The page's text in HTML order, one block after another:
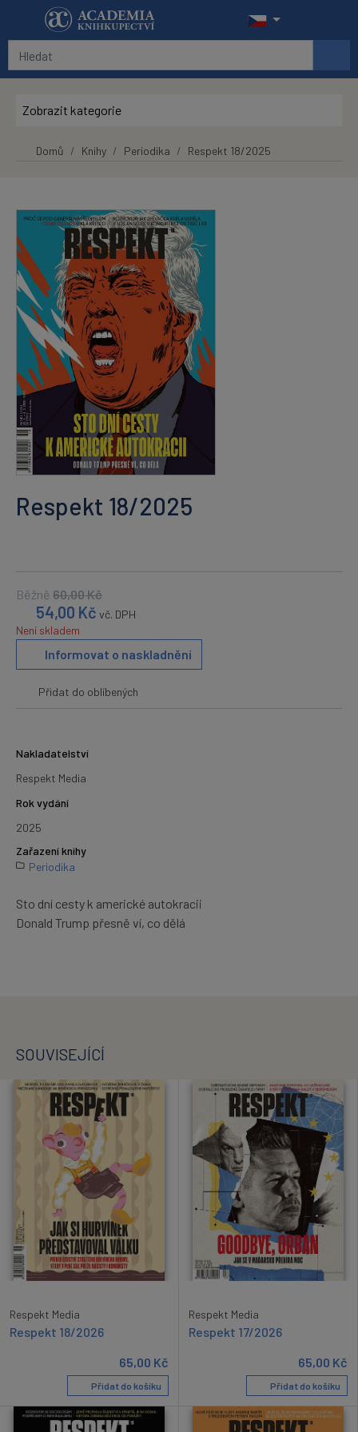
Přeskočit na hlavní obsah
Zobrazit kategorie
Domů Knihy Periodika Respekt 18/2025
Respekt 18/2025
Běžně 60,00Kč
54,00 Kč vč. DPH
Není skladem
Informovat o naskladnění
Přidat do oblíbených
Nakladatelství
Respekt Media
Rok vydání
2025
Zařazení knihy
Periodika
Sto dní cesty k americké autokracii
Donald Trump přesně ví, co dělá
SOUVISEJÍCÍ
Respekt Media
Respekt 18/2026
65,00 Kč
Přidat do košíku
Respekt Media
Respekt 17/2026
65,00 Kč
Přidat do košíku